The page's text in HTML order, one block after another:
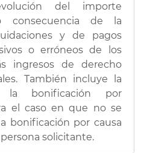
del importe
consecuencia de la
y de pagos
o erróneos de los
ingresos de derecho
También incluye la
la bonificación por
el caso en que no se
bonificación por causa
solicitante.